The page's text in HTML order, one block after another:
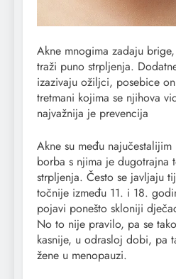
Akne mnogima zadaju
traži puno strpljenja.
izazivaju ožiljci, posebice
tretmani kojima se njihova
najvažnija je prevencija
Akne su među
borba s njima je dugotrajna
strpljenja. Često se javljaju
točnije između 11. i 18.
pojavi ponešto skloniji
No to nije pravilo, pa se
kasnije, u odrasloj dobi, pa
žene u menopauzi.